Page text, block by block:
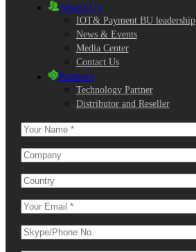
About Us
IOT& Payment BU leadership
News & Events
Media Center
Contact Us
Partners
Technology Partner
Distributor and Reseller